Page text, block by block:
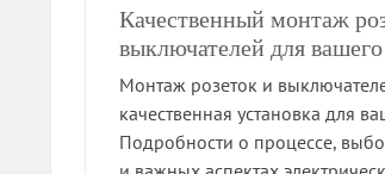
Качественный монтаж
выключателей для
Монтаж розеток и
качественная установка для
Подробности о процессе,